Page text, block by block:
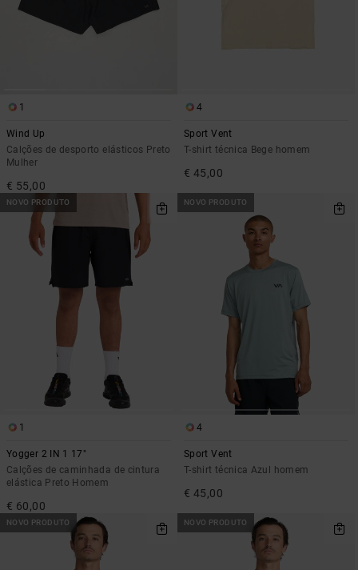
1
Wind Up
Calções de desporto elásticos Preto
Mulher
€ 55,00
4
Sport Vent
T-shirt técnica Bege homem
€ 45,00
NOVO PRODUTO
1
Yogger 2 IN 1 17"
Calções de caminhada de cintura
elástica Preto Homem
€ 60,00
NOVO PRODUTO
4
Sport Vent
T-shirt técnica Azul homem
€ 45,00
NOVO PRODUTO NOVO PRODUTO